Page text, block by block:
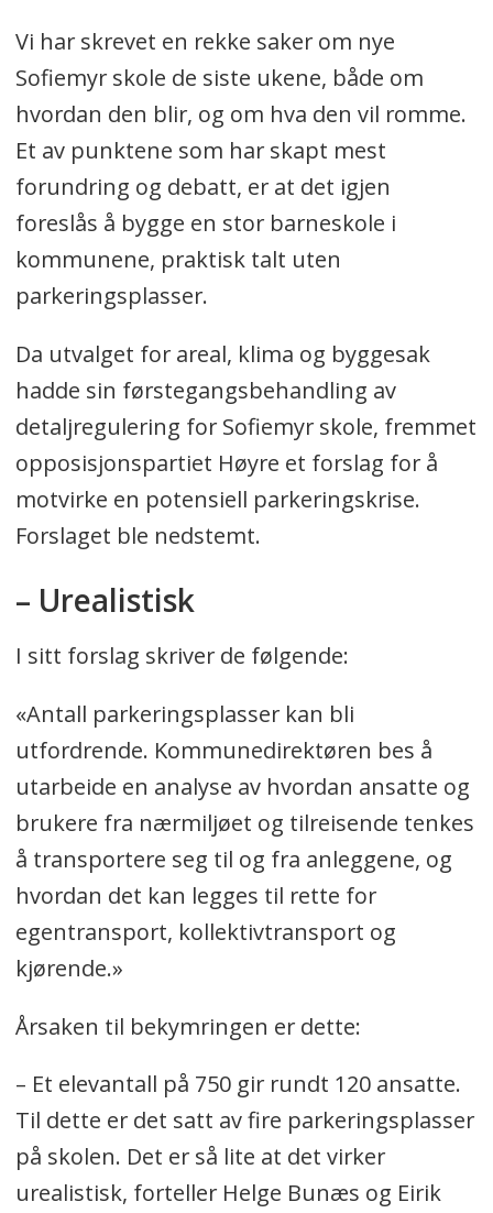
Vi har skrevet en rekke saker om nye
Sofiemyr skole de siste ukene, både om
hvordan den blir, og om hva den vil romme.
Et av punktene som har skapt mest
forundring og debatt, er at det igjen
foreslås å bygge en stor barneskole i
kommunene, praktisk talt uten
parkeringsplasser.
Da utvalget for areal, klima og byggesak
hadde sin førstegangsbehandling av
detaljregulering for Sofiemyr skole, fremmet
opposisjonspartiet Høyre et forslag for å
motvirke en potensiell parkeringskrise.
Forslaget ble nedstemt.
– Urealistisk
I sitt forslag skriver de følgende:
«Antall parkeringsplasser kan bli
utfordrende. Kommunedirektøren bes å
utarbeide en analyse av hvordan ansatte og
brukere fra nærmiljøet og tilreisende tenkes
å transportere seg til og fra anleggene, og
hvordan det kan legges til rette for
egentransport, kollektivtransport og
kjørende.»
Årsaken til bekymringen er dette:
– Et elevantall på 750 gir rundt 120 ansatte.
Til dette er det satt av fire parkeringsplasser
på skolen. Det er så lite at det virker
urealistisk, forteller Helge Bunæs og Eirik